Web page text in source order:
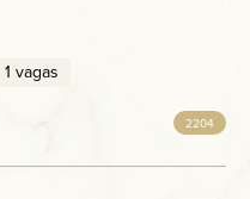
1 vagas
2204